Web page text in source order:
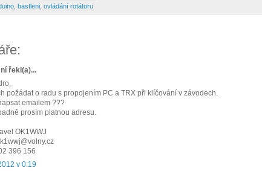
bastleni ovládání rotátoru
řekl(a)...
požádat o radu s propojením PC a TRX při klíčování v závodech.
emailem ???
prosím platnou adresu.
OK1WWJ
396 156
v 0:19